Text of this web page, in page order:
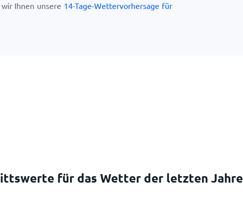
Ihnen unsere 14-Tage-Wettervorhersage für
für das Wetter der letzten Jahre